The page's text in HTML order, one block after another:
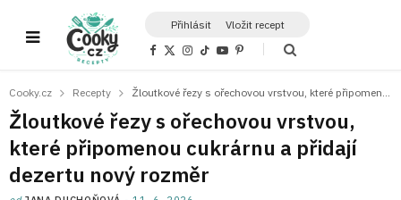
Přihlásit Vložit recept
F
b
o
k
X
i
t
e
r
)
I
a
r
a
m
T
o
Y
u
e
P
e
e
s
t
Cooky.cz Recepty
Žloutkové řezy s ořechovou vrstvou,
které připomenou cukrárnu a přidají
dezertu nový rozměr